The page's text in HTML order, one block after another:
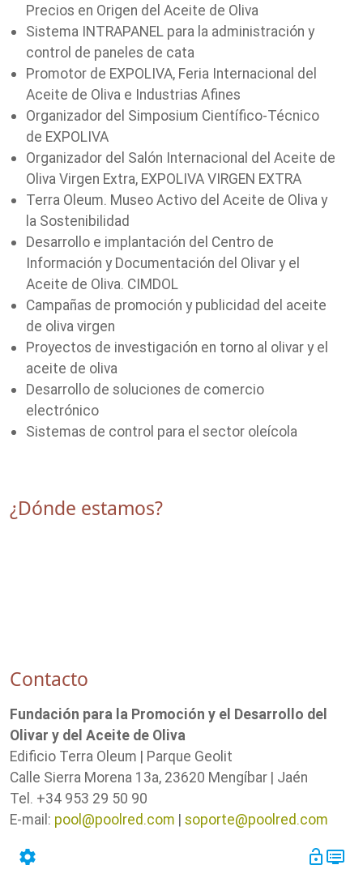
Precios en Origen del Aceite de Oliva
Sistema INTRAPANELpara la administración y
control de paneles de cata
Promotor de EXPOLIVA, Feria Internacional del
Aceite de Oliva e Industrias Afines
Organizador del Simposium Científico-Técnico
de EXPOLIVA
Organizador del Salón Internacional del Aceite de
Oliva Virgen Extra, EXPOLIVA VIRGEN EXTRA
Terra Oleum. Museo Activo del Aceite de Oliva y
la Sostenibilidad
Desarrollo e implantación del Centro de
Información y Documentación del Olivar y el
Aceite de Oliva. CIMDOL
Campañas de promoción y publicidad del aceite
de oliva virgen
Proyectos de investigación en torno al olivar y el
aceite de oliva
Desarrollo de soluciones de comercio
electrónico
Sistemas de control para el sector oleícola
¿Dónde estamos?
Contacto
Fundación para la Promoción y el Desarrollo del
Olivar y del Aceite de Oliva
Edificio Terra Oleum | Parque Geolit
Calle Sierra Morena 13a, 23620 Mengíbar | Jaén
Tel. +34 953 29 50 90
E-mail: pool@poolred.com | soporte@poolred.com
settings lock_open dvr